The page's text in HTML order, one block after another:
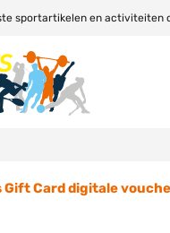
sportartikelen en activiteiten
Gift Card digitale